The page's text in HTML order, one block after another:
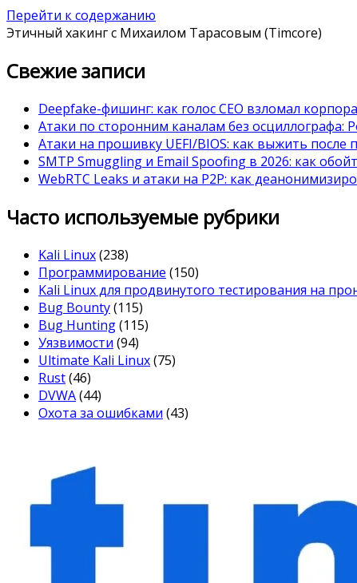
Перейти к содержанию
Этичный хакинг с Михаилом Тарасовым (Timcore)
Свежие записи
Deepfake-фишинг: как голос CEO взломал
Атаки по сторонним каналам без осциллографа:
Атаки на прошивку UEFI/BIOS: как выжить после
SMTP Smuggling и Email Spoofing в 2026: как
WebRTC Leaks и атаки на P2P: как
Часто используемые рубрики
Kali Linux(238)
Программирование (150)
Kali Linux для продвинутого тестирования на
Bug Bounty(115)
Bug Hunting(115)
Уязвимости (94)
Ultimate Kali Linux(75)
Rust(46)
DVWA(44)
Охота за ошибками (43)